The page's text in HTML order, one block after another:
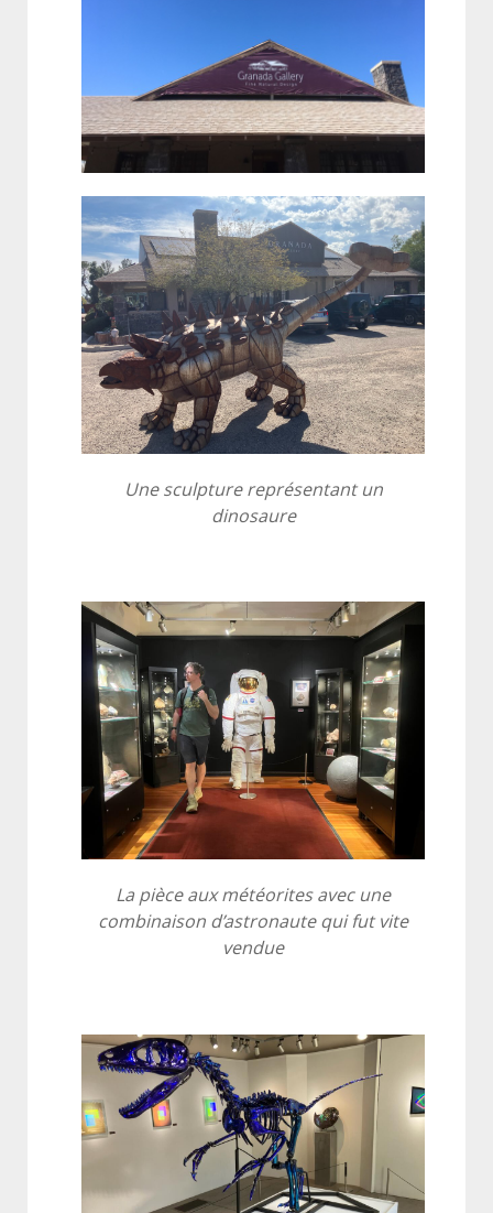
Une sculpture représentant un
dinosaure
La pièce aux météorites avec une
combinaison d’astronaute qui fut vite
vendue